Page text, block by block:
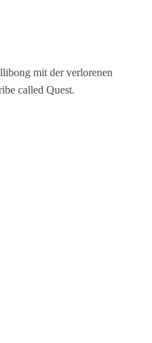
mit der verlorenen
called Quest.